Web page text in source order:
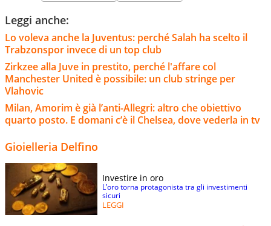
Leggi anche:
Lo voleva anche la Juventus: perché Salah ha scelto il
Trabzonspor invece di un top club
Zirkzee alla Juve in prestito, perché l'affare col
Manchester United è possibile: un club stringe per
Vlahovic
Milan, Amorim è già l’anti-Allegri: altro che obiettivo
quarto posto. E domani c’è il Chelsea, dove vederla in tv
Gioielleria Delfino
Investire in oro
L’oro torna protagonista tra gli investimenti
sicuri
LEGGI